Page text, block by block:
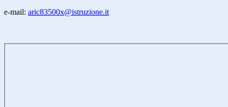
e-mail: aric83500x@istruzione.it